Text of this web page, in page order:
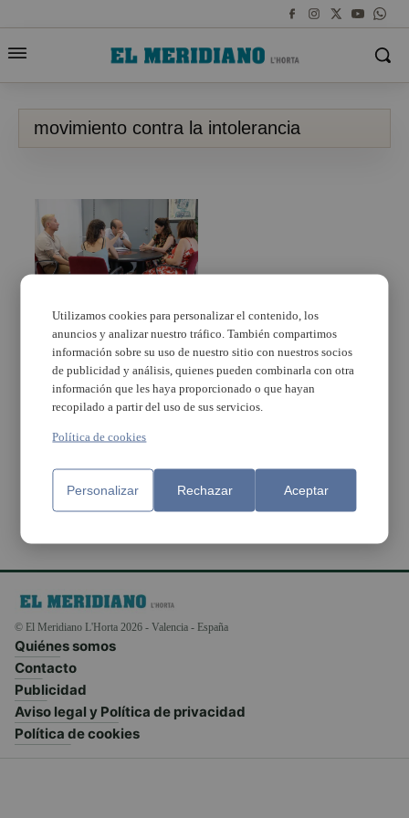
movimiento contra la intolerancia
Quart de Poblet y
Movimiento contra la
Intolerancia repasan
sus 30 años de trabajo
conjunto por los
derechos humanos, la
tolerancia y la
convivencia
© El Meridiano L'Horta 2026 - Valencia - España
Quiénes somos
Contacto
Publicidad
Aviso legal y Política de privacidad
Política de cookies
Utilizamos cookies para personalizar el contenido, los
anuncios y analizar nuestro tráfico. También compartimos
información sobre su uso de nuestro sitio con nuestros socios
de publicidad y análisis, quienes pueden combinarla con otra
información que les haya proporcionado o que hayan
recopilado a partir del uso de sus servicios.
Política de cookies
Personalizar Rechazar Aceptar